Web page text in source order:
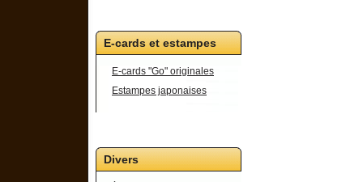
E-cards et estampes
E-cards "Go" originales
Estampes japonaises
Divers